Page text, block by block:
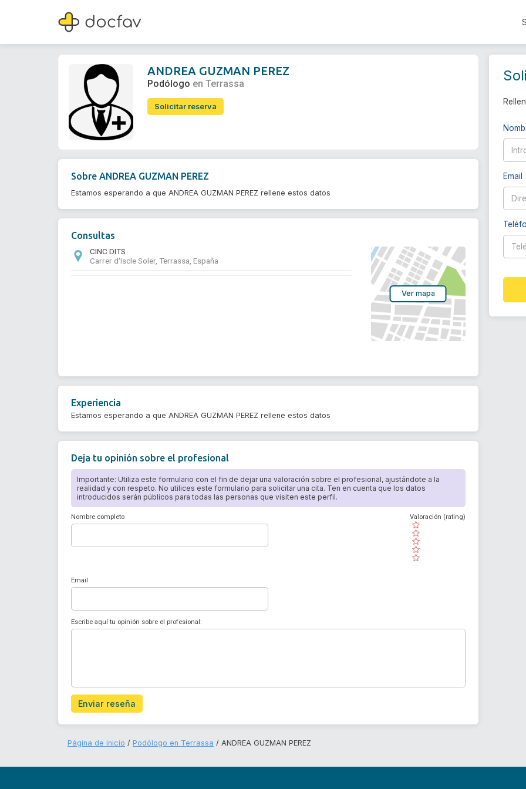
ANDREA GUZMAN PEREZ
Podólogo
ANDREA GUZMAN PEREZ
Podólogo en Terrassa
Solicitar reserva
SobreANDREA GUZMAN PEREZ
Estamos esperando a que ANDREA GUZMAN PEREZ rellene estos datos
Consultas
CINC DITS
Carrer d'Iscle Soler, Terrassa, España
Ver mapa
Experiencia
Estamos esperando a que ANDREA GUZMAN PEREZ rellene estos datos
Deja tu opinión sobre el profesional
Importante: Utiliza este formulario con el fin de dejar una valoración sobre el profesional, ajustándote a la
realidad y con respeto. No utilices este formulario para solicitar una cita. Ten en cuenta que los datos
introducidos serán públicos para todas las personas que visiten este perfil.
Nombre completo
( )
( )
( )
( )
( )
Valoración (rating)
Email
Escribe aquí tu opinión sobre el profesional:
Enviar reseña
Email
Página de inicio Podólogo en Terrassa ANDREA GUZMAN PEREZ